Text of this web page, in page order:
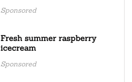
Sponsored
Fresh summer raspberry
icecream
Sponsored